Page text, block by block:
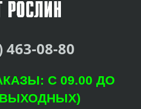
463-08-80
С 09.00 ДО
ВЫХОДНЫХ)